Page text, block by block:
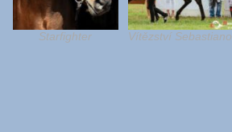
Starfighter Vítězství Sebastiano